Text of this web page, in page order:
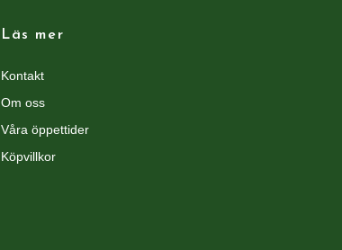
Läs mer
Kontakt
Om oss
Våra öppettider
Köpvillkor